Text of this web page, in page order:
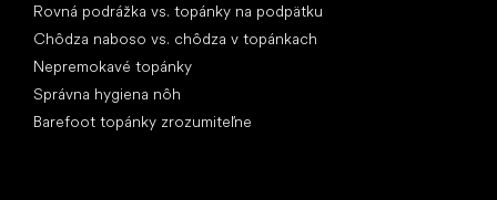
Rovná podrážka vs. topánky na podpätku
Chôdza naboso vs. chôdza v topánkach
Nepremokavé topánky
Správna hygiena nôh
Barefoot topánky zrozumiteľne